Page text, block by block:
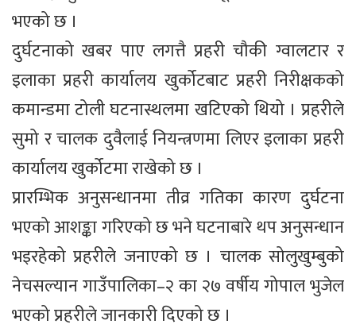
भएको छ ।
दुर्घटनाको खबर पाए लगत्तै प्रहरी चौकी ग्वालटार र
इलाका प्रहरी कार्यालय खुर्कोटबाट प्रहरी निरीक्षकको
कमान्डमा टोली घटनास्थलमा खटिएको थियो । प्रहरीले
सुमो र चालक दुवैलाई नियन्त्रणमा लिएर इलाका प्रहरी
कार्यालय खुर्कोटमा राखेको छ ।
प्रारम्भिक अनुसन्धानमा तीव्र गतिका कारण दुर्घटना
भएको आशङ्का गरिएको छ भने घटनाबारे थप अनुसन्धान
भइरहेको प्रहरीले जनाएको छ । चालक सोलुखुम्बुको
नेचसल्यान गाउँपालिका–२ का २७ वर्षीय गोपाल भुजेल
भएको प्रहरीले जानकारी दिएको छ ।